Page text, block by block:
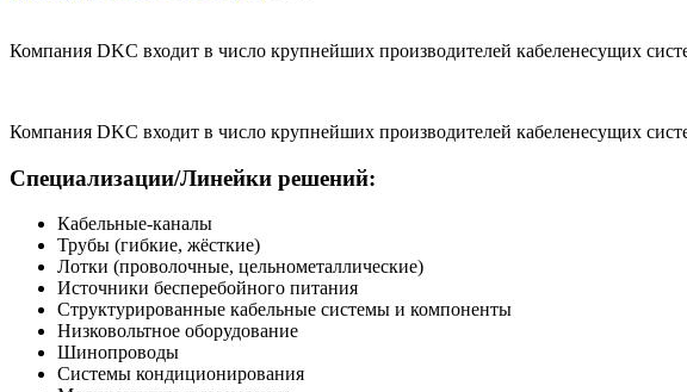
Компания DKC входит в число крупнейших производителей кабеленесущих
Компания DKC входит в число крупнейших производителей кабеленесущих
Специализации/Линейки решений:
Кабельные-каналы
Трубы (гибкие, жёсткие)
Лотки (проволочные, цельнометаллические)
Источники бесперебойного питания
Структурированные кабельные системы и компоненты
Низковольтное оборудование
Шинопроводы
Системы кондиционирования